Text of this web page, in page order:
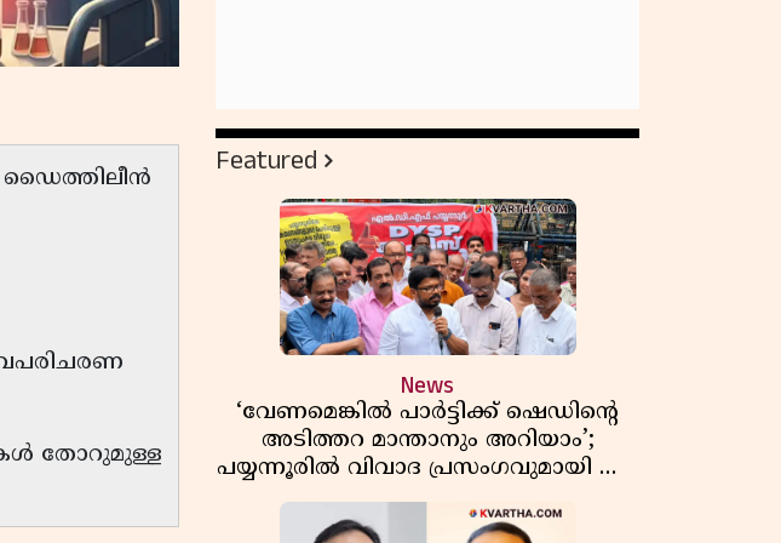
ഡൈത്തിലീൻ
തോറുമുള്ള
Featured
News
‘വേണമെങ്കിൽ പാർട്ടിക്ക് ഷെഡിൻ്റെ
അടിത്തറ മാന്താനും അറിയാം’;
പയ്യന്നൂരിൽ വിവാദ പ്രസംഗവുമായി കെ
കെ രാഗേഷ്